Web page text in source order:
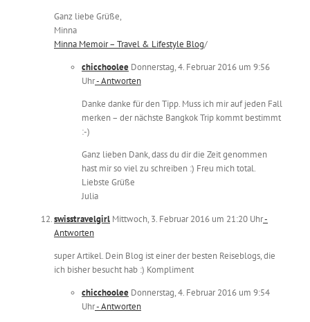
Ganz liebe Grüße,
Minna
Minna Memoir – Travel & Lifestyle Blog/
chicchoolee Donnerstag, 4. Februar 2016 um 9:56
Uhr- Antworten
Danke danke für den Tipp. Muss ich mir auf jeden Fall
merken – der nächste Bangkok Trip kommt bestimmt
:-)
Ganz lieben Dank, dass du dir die Zeit genommen
hast mir so viel zu schreiben :) Freu mich total.
Liebste Grüße
Julia
swisstravelgirl Mittwoch, 3. Februar 2016 um 21:20 Uhr-
Antworten
super Artikel. Dein Blog ist einer der besten Reiseblogs, die
ich bisher besucht hab :) Kompliment
chicchoolee Donnerstag, 4. Februar 2016 um 9:54
Uhr- Antworten